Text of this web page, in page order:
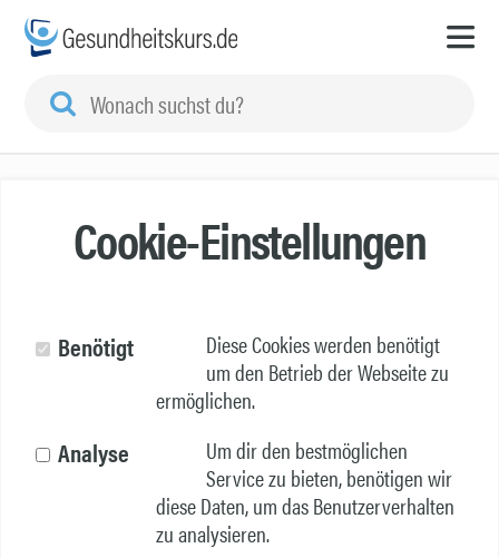
Cookie-Einstellungen
Benötigt
Diese Cookies werden benötigt
um den Betrieb der Webseite zu
ermöglichen.
Analyse
Um dir den bestmöglichen
Service zu bieten, benötigen wir
diese Daten, um das Benutzerverhalten
zu analysieren.